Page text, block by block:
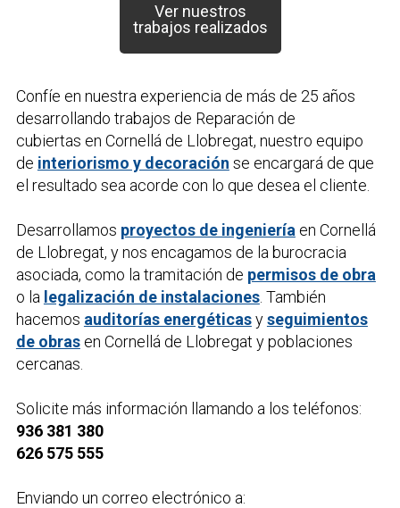
Ver nuestros
trabajos realizados
Confíe en nuestra experiencia de más de 25 años
desarrollando trabajos de Reparación de
cubiertas en Cornellá de Llobregat, nuestro equipo
de interiorismo y decoración se encargará de que
el resultado sea acorde con lo que desea el cliente.
Desarrollamos proyectos de ingeniería en Cornellá
de Llobregat, y nos encagamos de la burocracia
asociada, como la tramitación de permisos de obra
o la legalización de instalaciones. También
hacemos auditorías energéticasyseguimientos
de obrasen Cornellá de Llobregat y poblaciones
cercanas.
Solicite más información llamando a los teléfonos:
936 381 380
626 575 555
Enviando un correo electrónico a: